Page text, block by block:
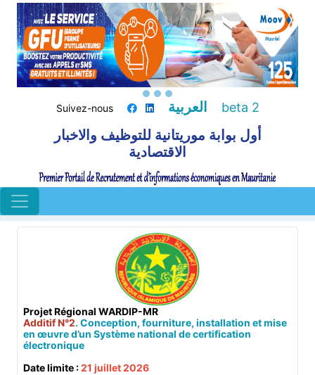
Suivez-nous العربية beta 2
أول بوابة موريتانية للتوظيف والاخبار
الاقتصادية
Projet Régional WARDIP-MR
Additif N°2. Conception, fourniture, installation et mise
en œuvre d’un Système national de certification
électronique
Date limite :21 juillet 2026